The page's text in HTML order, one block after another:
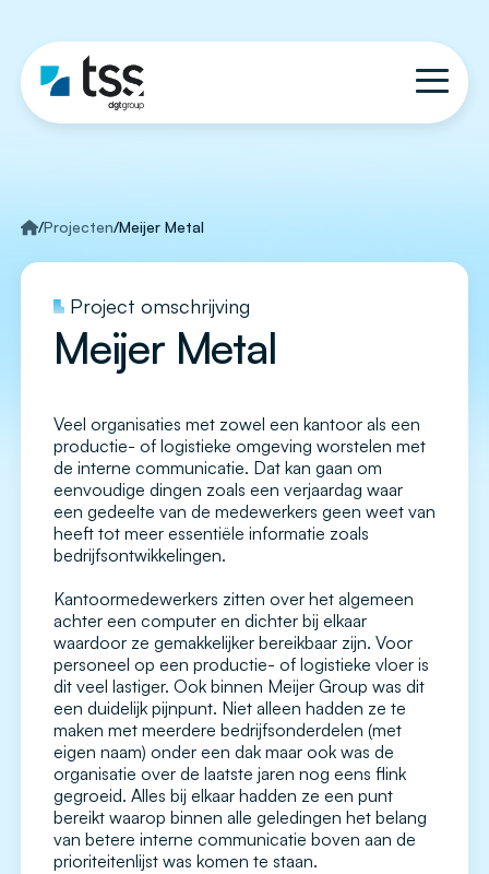
/Projecten/Meijer Metal
Project omschrijving
Meijer Metal
Veel organisaties met zowel een kantoor als een
productie- of logistieke omgeving worstelen met
de interne communicatie. Dat kan gaan om
eenvoudige dingen zoals een verjaardag waar
een gedeelte van de medewerkers geen weet van
heeft tot meer essentiële informatie zoals
bedrijfsontwikkelingen.
Kantoormedewerkers zitten over het algemeen
achter een computer en dichter bij elkaar
waardoor ze gemakkelijker bereikbaar zijn. Voor
personeel op een productie- of logistieke vloer is
dit veel lastiger. Ook binnen Meijer Group was dit
een duidelijk pijnpunt. Niet alleen hadden ze te
maken met meerdere bedrijfsonderdelen (met
eigen naam) onder een dak maar ook was de
organisatie over de laatste jaren nog eens flink
gegroeid. Alles bij elkaar hadden ze een punt
bereikt waarop binnen alle geledingen het belang
van betere interne communicatie boven aan de
prioriteitenlijst was komen te staan.